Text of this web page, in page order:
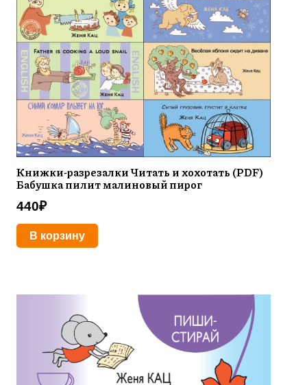
Книжки-разрезалки Читать и хохотать (PDF)
Бабушка пилит малиновый пирог
440₽
В корзину